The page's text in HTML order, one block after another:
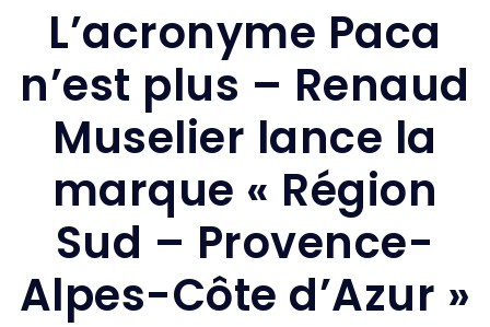
L’acronyme Paca
n’est plus – Renaud
Muselier lance la
marque « Région
Sud – Provence-
Alpes-Côte d’Azur »